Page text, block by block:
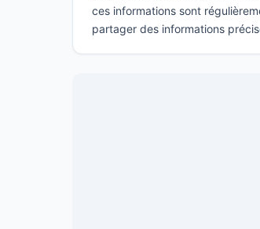
ces informations sont
partager des informations